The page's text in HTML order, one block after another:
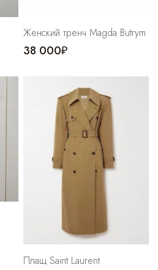
Женский тренч Magda Butrym
38 000₽
Плащ Saint Laurent